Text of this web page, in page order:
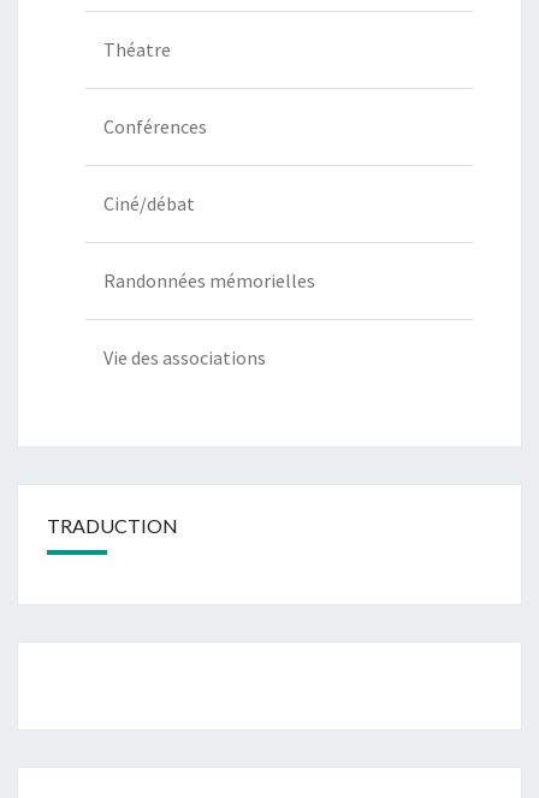
Théatre
Conférences
Ciné/débat
Randonnées mémorielles
Vie des associations
TRADUCTION